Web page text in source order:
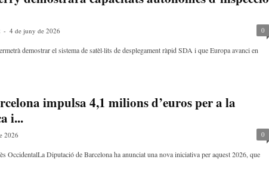
- 4 de juny de 2026 0
demostrar el sistema de satèl·lits de desplegament ràpid SDA i que Europa avanci en
impulsa 4,1 milions d’euros per a la
i...
2026 0
OccidentalLa Diputació de Barcelona ha anunciat una nova iniciativa per aquest 2026, que